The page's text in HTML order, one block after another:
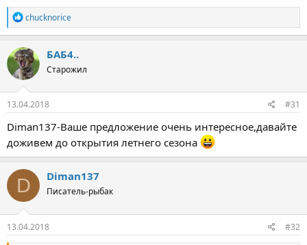
Р
е
а
к
ц
и
и
:
chucknorice
БАБ4..
Старожил
13.04.2018 #31
Diman137-Ваше предложение очень интересное,давайте
доживем до открытия летнего сезона
D Diman137
Писатель-рыбак
13.04.2018 #32